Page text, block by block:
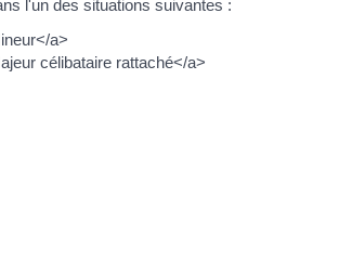
l'un des situations suivantes :
a>
célibataire rattaché</a>